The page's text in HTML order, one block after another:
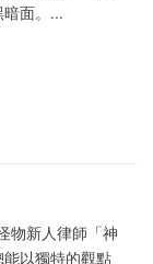
面。...
物新人律師「神
以獨特的觀點